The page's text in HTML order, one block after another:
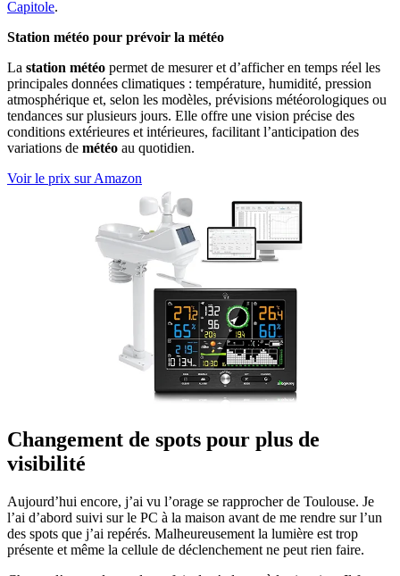
Capitole.
Station météo pour prévoir la météo
La station météo permet de mesurer et d’afficher en temps réel les
principales données climatiques : température, humidité, pression
atmosphérique et, selon les modèles, prévisions météorologiques ou
tendances sur plusieurs jours. Elle offre une vision précise des
conditions extérieures et intérieures, facilitant l’anticipation des
variations de météo au quotidien.
Voir le prix sur Amazon
Changement de spots pour plus de
visibilité
Aujourd’hui encore, j’ai vu l’orage se rapprocher de Toulouse. Je
l’ai d’abord suivi sur le PC à la maison avant de me rendre sur l’un
des spots que j’ai repérés. Malheureusement la lumière est trop
présente et même la cellule de déclenchement ne peut rien faire.